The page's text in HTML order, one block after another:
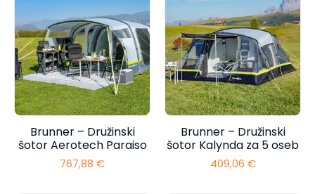
Brunner – Družinski
šotor Aerotech Paraiso
767,88 €
Brunner – Družinski
šotor Kalynda za 5 oseb
409,06 €